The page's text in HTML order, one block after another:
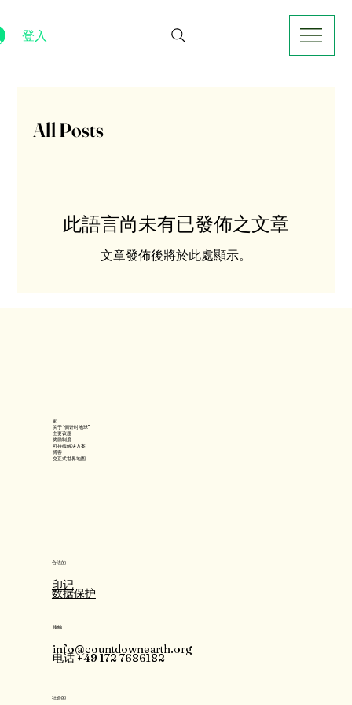
登入
All Posts
此語言尚未有已發佈之文章
文章發佈後將於此處顯示。
家
关于“倒计时地球”
主要议题
奖励制度
可持续解决方案
博客
交互式世界地图
合法的
印记
数据保护
社会的
接触
info@countdownearth.org
电话 +49 172 7686182